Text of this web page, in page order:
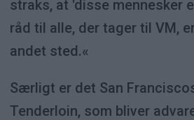
straks, at 'disse mennesker
råd til alle, der tager til VM,
andet sted.«
Særligt er det San
Tenderloin, som bliver